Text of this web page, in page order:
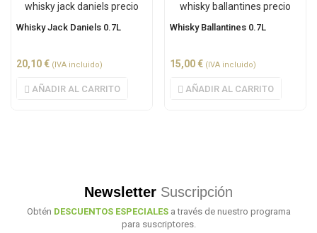
Whisky Jack Daniels 0.7L
20,10 € (IVA incluido)
AÑADIR AL CARRITO
Whisky Ballantines 0.7L
15,00 € (IVA incluido)
AÑADIR AL CARRITO
Newsletter Suscripción
Obtén DESCUENTOS ESPECIALES a través de nuestro programa
para suscriptores.